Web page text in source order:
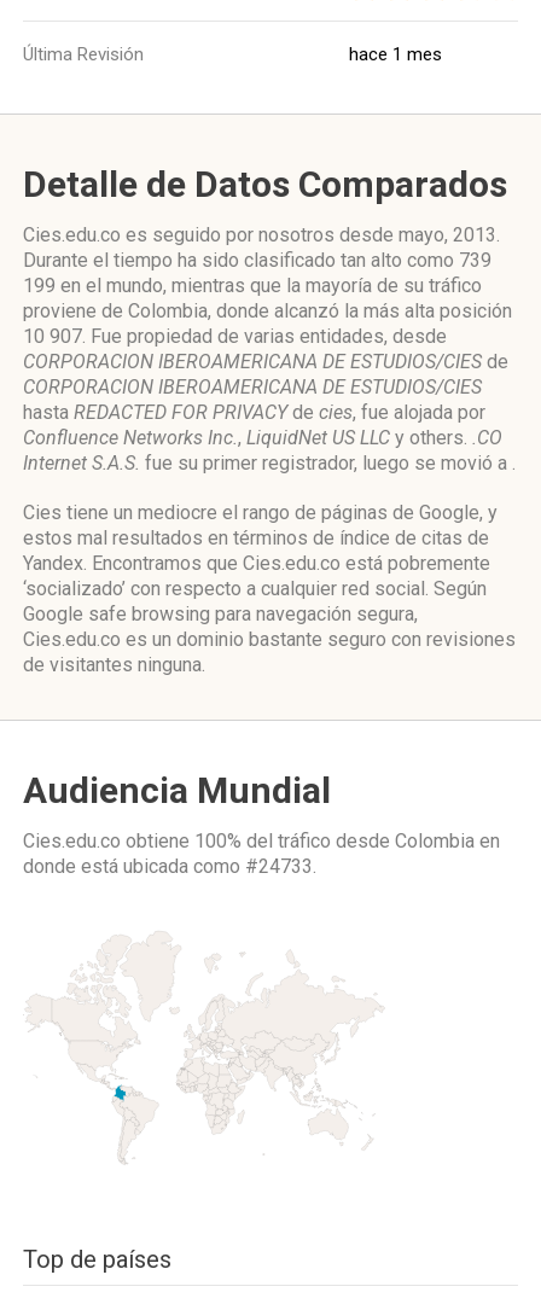
Última Revisión hace 1 mes
Detalle de Datos Comparados
Cies.edu.co es seguido por nosotros desde mayo, 2013.
Durante el tiempo ha sido clasificado tan alto como 739
199 en el mundo, mientras que la mayoría de su tráfico
proviene de Colombia, donde alcanzó la más alta posición
10 907. Fue propiedad de varias entidades, desde
CORPORACION IBEROAMERICANA DE ESTUDIOS/CIES de
CORPORACION IBEROAMERICANA DE ESTUDIOS/CIES
hasta REDACTED FOR PRIVACYde cies, fue alojada por
Confluence Networks Inc., LiquidNet US LLC y others. .CO
Internet S.A.S. fue su primer registrador, luego se movió a .
Cies tiene un mediocre el rango de páginas de Google, y
estos mal resultados en términos de índice de citas de
Yandex. Encontramos que Cies.edu.co está pobremente
‘socializado’ con respecto a cualquier red social. Según
Google safe browsing para navegación segura,
Cies.edu.co es un dominio bastante seguro con revisiones
de visitantes ninguna.
Audiencia Mundial
Cies.edu.co obtiene 100% del tráfico desde Colombia en
donde está ubicada como #24733.
Top de países